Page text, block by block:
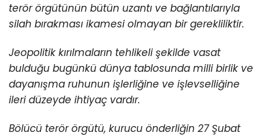
terör örgütünün bütün uzantı ve bağlantılarıyla
silah bırakması ikamesi olmayan bir gerekliliktir.
Jeopolitik kırılmaların tehlikeli şekilde vasat
bulduğu bugünkü dünya tablosunda milli birlik ve
dayanışma ruhunun işlerliğine ve işlevselliğine
ileri düzeyde ihtiyaç vardır.
Bölücü terör örgütü, kurucu önderliğin 27 Şubat